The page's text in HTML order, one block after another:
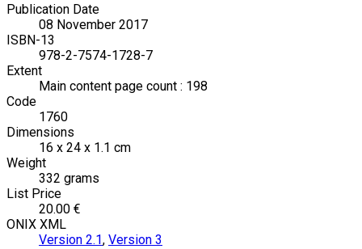
Publication Date
08 November 2017
ISBN-13
978-2-7574-1728-7
Extent
Main content page count : 198
Code
1760
Dimensions
16 x 24 x 1.1 cm
Weight
332 grams
List Price
20.00 €
ONIX XML
Version 2.1, Version 3